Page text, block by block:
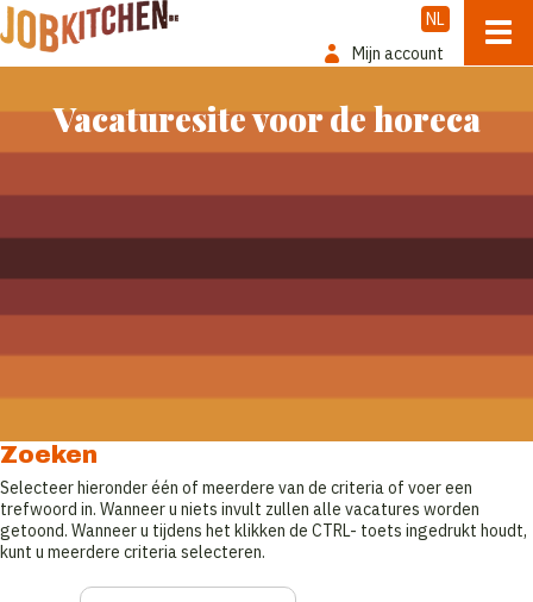
NL
Mijn account
Vacaturesite voor de horeca
Zoeken
Selecteer hieronder één of meerdere van de criteria of voer een
trefwoord in. Wanneer u niets invult zullen alle vacatures worden
getoond. Wanneer u tijdens het klikken de CTRL- toets ingedrukt houdt,
kunt u meerdere criteria selecteren.